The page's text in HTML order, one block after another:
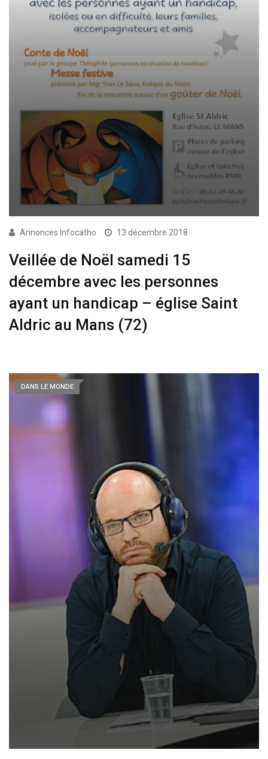
Annonces Infocatho 13 décembre 2018
Veillée de Noël samedi 15
décembre avec les personnes
ayant un handicap – église Saint
Aldric au Mans (72)
DANS LE MONDE